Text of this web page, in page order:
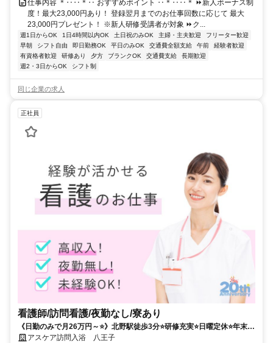
仕事内容 ＊‥‥＊‥ おすすめポイント ‥＊‥‥＊ ⏩新人ボーナス制
度！最大23,000円あり！ 登録翌月までのお仕事回数に応じて 最大
23,000円プレゼント！ ※新人研修受講者が対象 ⏩ク...
週1日からOK 1日4時間以内OK 土日祝のみOK 主婦・主夫歓迎
フリーター歓迎
早朝
シフト自由 即日勤務OK 平日のみOK 交通費全額支給 午前
経験者歓迎
有資格者歓迎
研修あり 夕方 ブランクOK 交通費支給
長期歓迎
週2・3日からOK
シフト制
同じ企業の求人
正社員
看護師/訪問看護/夜勤なし/寮あり
《日勤のみで月26万円～⭐》北野駅徒歩3分⭐研修充実⭐日曜定休⭐年末年
始もお休み⭐大手の訪問入浴❗️
アスケア訪問入浴 八王子